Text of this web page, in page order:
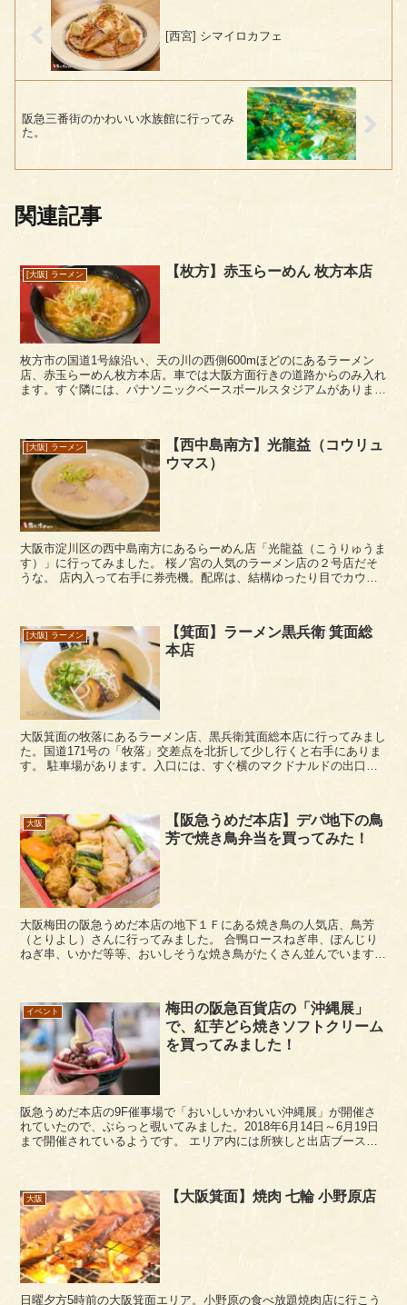
[西宮] シマイロカフェ
阪急三番街のかわいい水族館に行ってみ
た。
関連記事
[大阪] ラーメン 【枚方】赤玉らーめん 枚方本店
枚方市の国道1号線沿い、天の川の西側600mほどのにあるラーメン
店、赤玉らーめん枚方本店。車では大阪方面行きの道路からのみ入れ
ます。すぐ隣には、パナソニックベースボールスタジアムがあります
[大阪] ラーメン
【西中島南方】光龍益（コウリュ
ウマス）
大阪市淀川区の西中島南方にあるらーめん店「光龍益（こうりゅうま
す）」に行ってみました。 桜ノ宮の人気のラーメン店の２号店だそ
うな。 店内入って右手に券売機。配席は、結構ゆったり目でカウン
[大阪] ラーメン
【箕面】ラーメン黒兵衛 箕面総
本店
大阪箕面の牧落にあるラーメン店、黒兵衛箕面総本店に行ってみまし
た。国道171号の「牧落」交差点を北折して少し行くと右手にありま
す。 駐車場があります。入口には、すぐ横のマクドナルドの出口の
大阪
【阪急うめだ本店】デパ地下の鳥
芳で焼き鳥弁当を買ってみた！
大阪梅田の阪急うめだ本店の地下１Ｆにある焼き鳥の人気店、鳥芳
（とりよし）さんに行ってみました。 合鴨ロースねぎ串、ぽんじり
ねぎ串、いかだ等等、おいしそうな焼き鳥がたくさん並んでいますね
イベント
梅田の阪急百貨店の「沖縄展」
で、紅芋どら焼きソフトクリーム
を買ってみました！
阪急うめだ本店の9F催事場で「おいしいかわいい沖縄展」が開催さ
れていたので、ぶらっと覗いてみました。2018年6月14日～6月19日
まで開催されているようです。 エリア内には所狭しと出店ブースが
大阪 【大阪箕面】焼肉 七輪 小野原店
日曜夕方5時前の大阪箕面エリア。小野原の食べ放題焼肉店に行こう